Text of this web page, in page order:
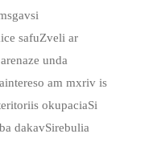
safuZveli ar
unda
am mxriv is
okupaciaSi
dakavSirebulia